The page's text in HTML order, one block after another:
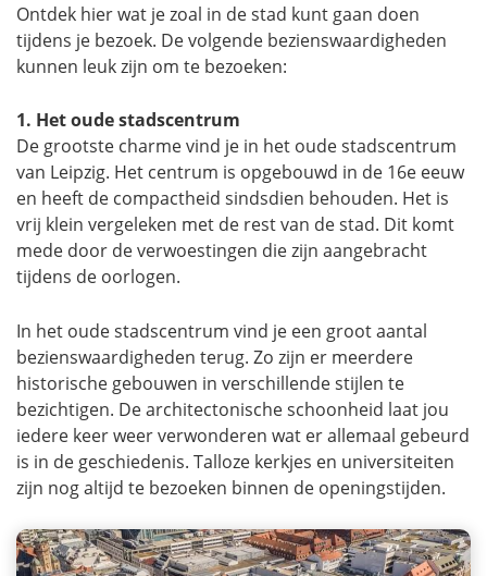
Ontdek hier wat je zoal in de stad kunt gaan doen
tijdens je bezoek. De volgende bezienswaardigheden
kunnen leuk zijn om te bezoeken:
1. Het oude stadscentrum
De grootste charme vind je in het oude stadscentrum
van Leipzig. Het centrum is opgebouwd in de 16e eeuw
en heeft de compactheid sindsdien behouden. Het is
vrij klein vergeleken met de rest van de stad. Dit komt
mede door de verwoestingen die zijn aangebracht
tijdens de oorlogen.
In het oude stadscentrum vind je een groot aantal
bezienswaardigheden terug. Zo zijn er meerdere
historische gebouwen in verschillende stijlen te
bezichtigen. De architectonische schoonheid laat jou
iedere keer weer verwonderen wat er allemaal gebeurd
is in de geschiedenis. Talloze kerkjes en universiteiten
zijn nog altijd te bezoeken binnen de openingstijden.